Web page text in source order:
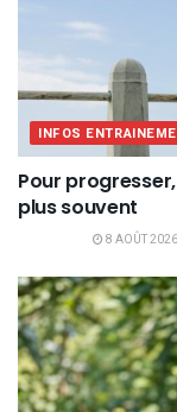
INFOS
Pour
plus souvent
8 AOÛT 2026